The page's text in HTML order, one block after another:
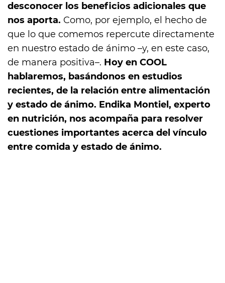
desconocer los beneficios adicionales que
nos aporta. Como, por ejemplo, el hecho de
que lo que comemos repercute directamente
en nuestro estado de ánimo –y, en este caso,
de manera positiva–. Hoy en COOL
hablaremos, basándonos en estudios
recientes, de la relación entre alimentación
y estado de ánimo. Endika Montiel, experto
en nutrición, nos acompaña para resolver
cuestiones importantes acerca del vínculo
entre comida y estado de ánimo.